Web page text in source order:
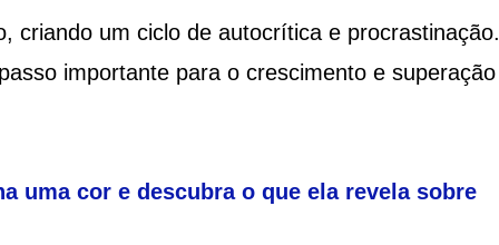
criando um ciclo de autocrítica e procrastinação.
importante para o crescimento e superação
uma cor e descubra o que ela revela sobre